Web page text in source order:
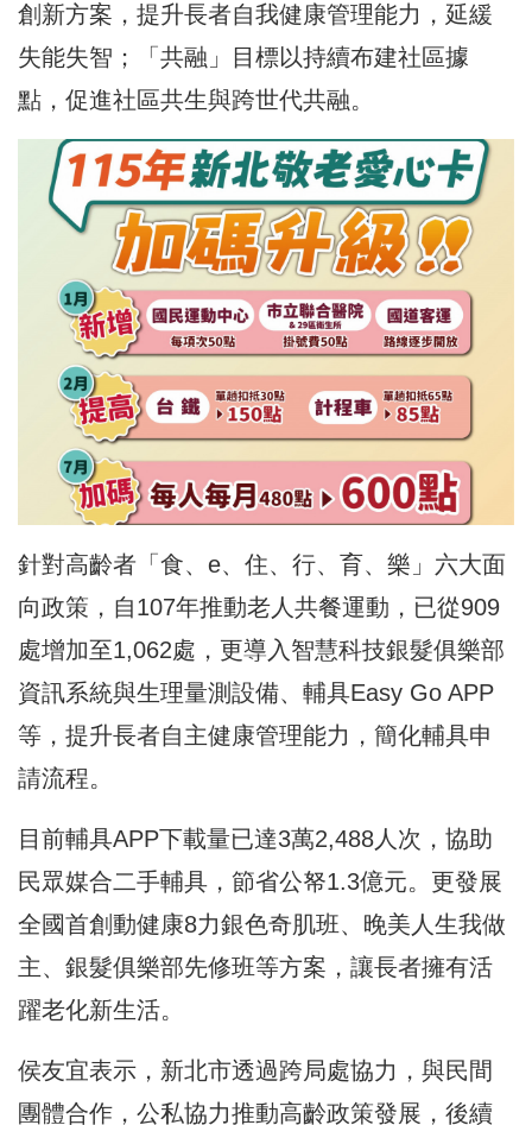
創新方案，提升長者自我健康管理能力，延緩
失能失智；「共融」目標以持續布建社區據
點，促進社區共生與跨世代共融。
針對高齡者「食、e、住、行、育、樂」六大面
向政策，自107年推動老人共餐運動，已從909
處增加至1,062處，更導入智慧科技銀髮俱樂部
資訊系統與生理量測設備、輔具Easy Go APP
等，提升長者自主健康管理能力，簡化輔具申
請流程。
目前輔具APP下載量已達3萬2,488人次，協助
民眾媒合二手輔具，節省公帑1.3億元。更發展
全國首創動健康8力銀色奇肌班、晚美人生我做
主、銀髮俱樂部先修班等方案，讓長者擁有活
躍老化新生活。
侯友宜表示，新北市透過跨局處協力，與民間
團體合作，公私協力推動高齡政策發展，後續